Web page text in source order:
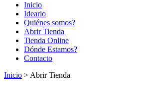
Inicio
Ideario
Quiénes somos?
Abrir Tienda
Tienda Online
Dónde Estamos?
Contacto
Inicio > Abrir Tienda